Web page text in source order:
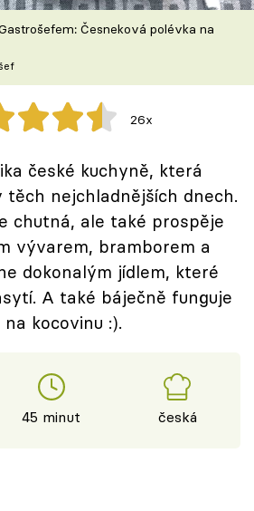
Česneková polévka na
26x
české kuchyně, která
těch nejchladnějších dnech.
chutná, ale také prospěje
vývarem, bramborem a
dokonalým jídlem, které
A také báječně funguje
kocovinu :).
45 minut česká